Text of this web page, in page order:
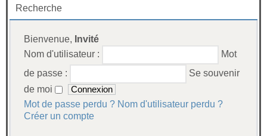
Recherche
Bienvenue, Invité
Nom d'utilisateur :
Mot
de passe :
Se souvenir
de moi
Mot de passe perdu ? Nom d'utilisateur perdu ?
Créer un compte